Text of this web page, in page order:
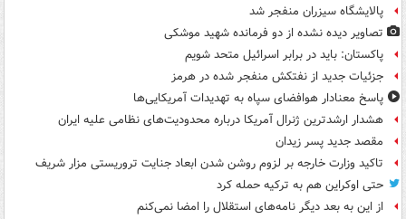
پالایشگاه سیزران منفجر شد
تصاویر دیده‌ نشده از دو فرمانده شهید موشکی
پاکستان: باید در برابر اسرائیل متحد شویم
جزئیات جدید از نفتکش منفجر شده در هرمز
پاسخ معنادار هوافضای سپاه به تهدیدات آمریکایی‌ها
هشدار ارشدترین ژنرال آمریکا درباره محدودیت‌های نظامی علیه ایران
مقصد جدید پسر زیدان
تاکید وزارت خارجه بر لزوم روشن شدن ابعاد جنایت تروریستی مزار شریف
حتی اوکراین هم به ترکیه حمله کرد
از این به بعد دیگر نامه‌های استقلال را امضا نمی‌کنم